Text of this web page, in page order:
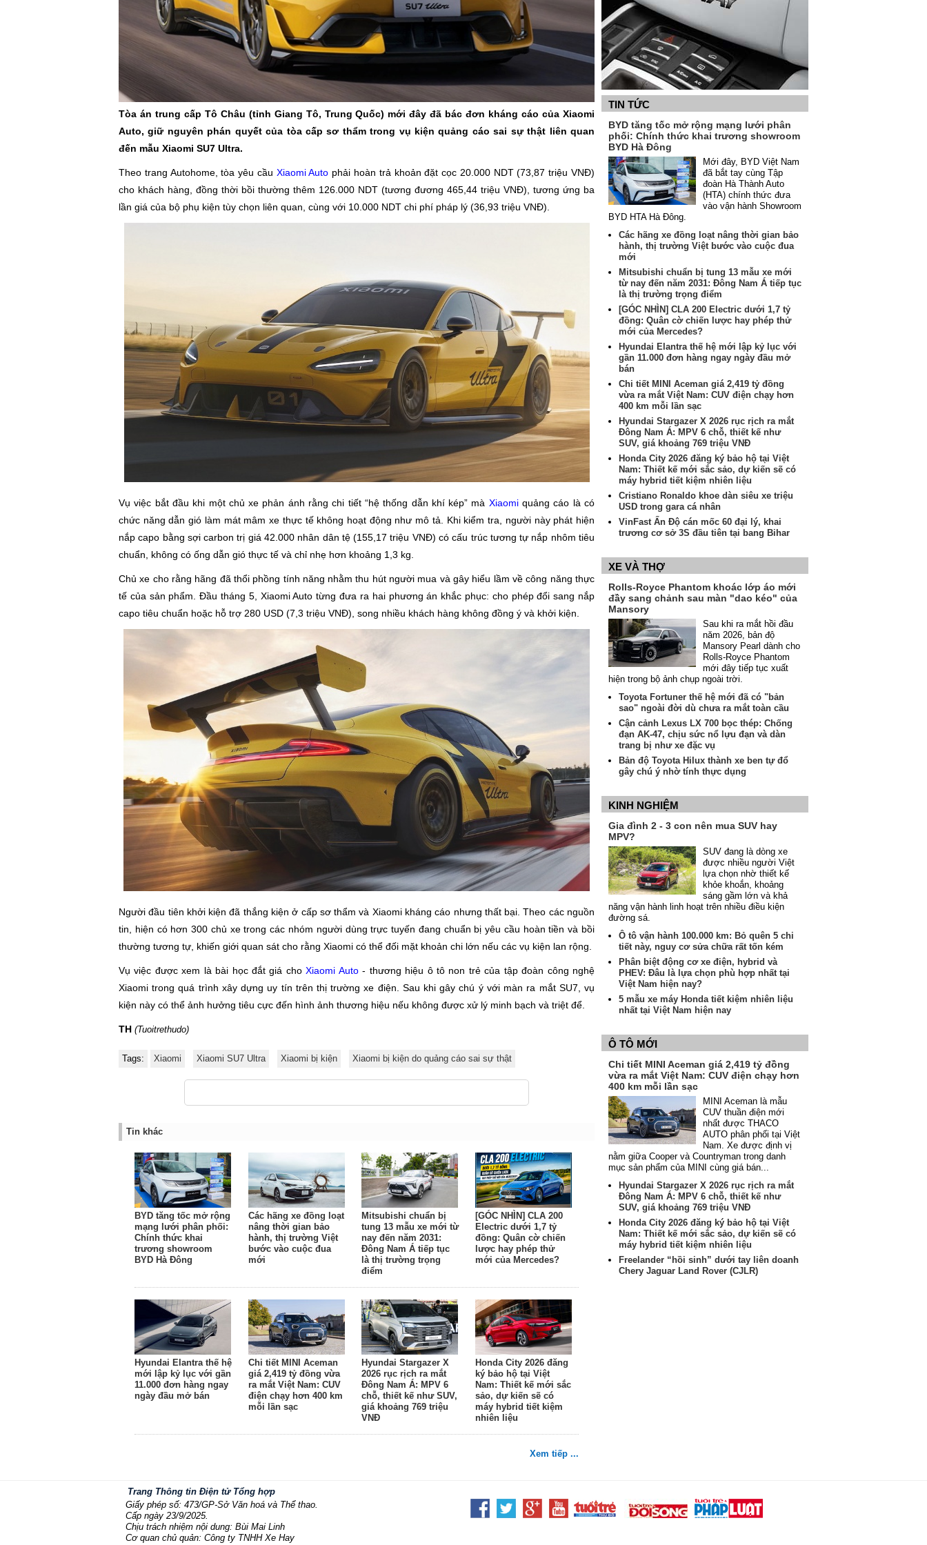
Tòa án trung cấp Tô Châu (tỉnh Giang Tô, Trung Quốc) mới đây đã bác đơn kháng cáo của Xiaomi
Auto, giữ nguyên phán quyết của tòa cấp sơ thẩm trong vụ kiện quảng cáo sai sự thật liên quan
đến mẫu Xiaomi SU7 Ultra.
Theo trang Autohome, tòa yêu cầu Xiaomi Auto phải hoàn trả khoản đặt cọc 20.000 NDT (73,87 triệu VNĐ)
cho khách hàng, đồng thời bồi thường thêm 126.000 NDT (tương đương 465,44 triệu VNĐ), tương ứng ba
lần giá của bộ phụ kiện tùy chọn liên quan, cùng với 10.000 NDT chi phí pháp lý (36,93 triệu VNĐ).
Vụ việc bắt đầu khi một chủ xe phản ánh rằng chi tiết “hệ thống dẫn khí kép” mà Xiaomiquảng cáo là có
chức năng dẫn gió làm mát mâm xe thực tế không hoạt động như mô tả. Khi kiểm tra, người này phát hiện
nắp capo bằng sợi carbon trị giá 42.000 nhân dân tệ (155,17 triệu VNĐ) có cấu trúc tương tự nắp nhôm tiêu
chuẩn, không có ống dẫn gió thực tế và chỉ nhẹ hơn khoảng 1,3 kg.
Chủ xe cho rằng hãng đã thổi phồng tính năng nhằm thu hút người mua và gây hiểu lầm về công năng thực
tế của sản phẩm. Đầu tháng 5, Xiaomi Auto từng đưa ra hai phương án khắc phục: cho phép đổi sang nắp
capo tiêu chuẩn hoặc hỗ trợ 280 USD (7,3 triệu VNĐ), song nhiều khách hàng không đồng ý và khởi kiện.
Người đầu tiên khởi kiện đã thắng kiện ở cấp sơ thẩm và Xiaomi kháng cáo nhưng thất bại. Theo các nguồn
tin, hiện có hơn 300 chủ xe trong các nhóm người dùng trực tuyến đang chuẩn bị yêu cầu hoàn tiền và bồi
thường tương tự, khiến giới quan sát cho rằng Xiaomi có thể đối mặt khoản chi lớn nếu các vụ kiện lan rộng.
Vụ việc được xem là bài học đắt giá choXiaomi Auto- thương hiệu ô tô non trẻ của tập đoàn công nghệ
Xiaomi trong quá trình xây dựng uy tín trên thị trường xe điện. Sau khi gây chú ý với màn ra mắt SU7, vụ
kiện này có thể ảnh hưởng tiêu cực đến hình ảnh thương hiệu nếu không được xử lý minh bạch và triệt để.
TH (Tuoitrethudo)
Tags: Xiaomi Xiaomi SU7 Ultra Xiaomi bị kiện Xiaomi bị kiện do quảng cáo sai sự thật
Tin khác
BYD tăng tốc mở rộng
mạng lưới phân phối:
Chính thức khai
trương showroom
BYD Hà Đông
Các hãng xe đồng loạt
nâng thời gian bảo
hành, thị trường Việt
bước vào cuộc đua
mới
Mitsubishi chuẩn bị
tung 13 mẫu xe mới từ
nay đến năm 2031:
Đông Nam Á tiếp tục
là thị trường trọng
điểm
[GÓC NHÌN] CLA 200
Electric dưới 1,7 tỷ
đồng: Quân cờ chiến
lược hay phép thử
mới của Mercedes?
Hyundai Elantra thế hệ
mới lập kỷ lục với gần
11.000 đơn hàng ngay
ngày đầu mở bán
Chi tiết MINI Aceman
giá 2,419 tỷ đồng vừa
ra mắt Việt Nam: CUV
điện chạy hơn 400 km
mỗi lần sạc
Hyundai Stargazer X
2026 rục rịch ra mắt
Đông Nam Á: MPV 6
chỗ, thiết kế như SUV,
giá khoảng 769 triệu
VNĐ
Honda City 2026 đăng
ký bảo hộ tại Việt
Nam: Thiết kế mới sắc
sảo, dự kiến sẽ có
máy hybrid tiết kiệm
nhiên liệu
Xem tiếp ...
TIN TỨC
BYD tăng tốc mở rộng mạng lưới phân
phối: Chính thức khai trương showroom
BYD Hà Đông
Mới đây, BYD Việt Nam
đã bắt tay cùng Tập
đoàn Hà Thành Auto
(HTA) chính thức đưa
vào vận hành Showroom
BYD HTA Hà Đông.
Các hãng xe đồng loạt nâng thời gian bảo
hành, thị trường Việt bước vào cuộc đua
mới
Mitsubishi chuẩn bị tung 13 mẫu xe mới
từ nay đến năm 2031: Đông Nam Á tiếp tục
là thị trường trọng điểm
[GÓC NHÌN] CLA 200 Electric dưới 1,7 tỷ
đồng: Quân cờ chiến lược hay phép thử
mới của Mercedes?
Hyundai Elantra thế hệ mới lập kỷ lục với
gần 11.000 đơn hàng ngay ngày đầu mở
bán
Chi tiết MINI Aceman giá 2,419 tỷ đồng
vừa ra mắt Việt Nam: CUV điện chạy hơn
400 km mỗi lần sạc
Hyundai Stargazer X 2026 rục rịch ra mắt
Đông Nam Á: MPV 6 chỗ, thiết kế như
SUV, giá khoảng 769 triệu VNĐ
Honda City 2026 đăng ký bảo hộ tại Việt
Nam: Thiết kế mới sắc sảo, dự kiến sẽ có
máy hybrid tiết kiệm nhiên liệu
Cristiano Ronaldo khoe dàn siêu xe triệu
USD trong gara cá nhân
VinFast Ấn Độ cán mốc 60 đại lý, khai
trương cơ sở 3S đầu tiên tại bang Bihar
XE VÀ THỢ
Rolls-Royce Phantom khoác lớp áo mới
đầy sang chảnh sau màn "dao kéo" của
Mansory
Sau khi ra mắt hồi đầu
năm 2026, bản độ
Mansory Pearl dành cho
Rolls-Royce Phantom
mới đây tiếp tục xuất
hiện trong bộ ảnh chụp ngoài trời.
Toyota Fortuner thế hệ mới đã có "bản
sao" ngoài đời dù chưa ra mắt toàn cầu
Cận cảnh Lexus LX 700 bọc thép: Chống
đạn AK-47, chịu sức nổ lựu đạn và dàn
trang bị như xe đặc vụ
Bản độ Toyota Hilux thành xe ben tự đổ
gây chú ý nhờ tính thực dụng
KINH NGHIỆM
Gia đình 2 - 3 con nên mua SUV hay
MPV?
SUV đang là dòng xe
được nhiều người Việt
lựa chọn nhờ thiết kế
khỏe khoắn, khoảng
sáng gầm lớn và khả
năng vận hành linh hoạt trên nhiều điều kiện
đường sá.
Ô tô vận hành 100.000 km: Bỏ quên 5 chi
tiết này, nguy cơ sửa chữa rất tốn kém
Phân biệt động cơ xe điện, hybrid và
PHEV: Đâu là lựa chọn phù hợp nhất tại
Việt Nam hiện nay?
5 mẫu xe máy Honda tiết kiệm nhiên liệu
nhất tại Việt Nam hiện nay
Ô TÔ MỚI
Chi tiết MINI Aceman giá 2,419 tỷ đồng
vừa ra mắt Việt Nam: CUV điện chạy hơn
400 km mỗi lần sạc
MINI Aceman là mẫu
CUV thuần điện mới
nhất được THACO
AUTO phân phối tại Việt
Nam. Xe được định vị
nằm giữa Cooper và Countryman trong danh
mục sản phẩm của MINI cùng giá bán...
Hyundai Stargazer X 2026 rục rịch ra mắt
Đông Nam Á: MPV 6 chỗ, thiết kế như
SUV, giá khoảng 769 triệu VNĐ
Honda City 2026 đăng ký bảo hộ tại Việt
Nam: Thiết kế mới sắc sảo, dự kiến sẽ có
máy hybrid tiết kiệm nhiên liệu
Freelander “hồi sinh” dưới tay liên doanh
Chery Jaguar Land Rover (CJLR)
Trang Thông tin Điện tử Tổng hợp
Giấy phép số: 473/GP-Sở Văn hoá và Thể thao.
Cấp ngày 23/9/2025.
Chịu trách nhiệm nội dung: Bùi Mai Linh
Cơ quan chủ quản: Công ty TNHH Xe Hay